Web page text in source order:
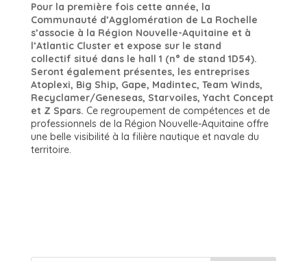
Pour la première fois cette année, la
Communauté d’Agglomération de La Rochelle
s’associe à la Région Nouvelle-Aquitaine et à
l’Atlantic Cluster et expose sur le stand
collectif situé dans le hall 1 (n° de stand 1D54).
Seront également présentes, les entreprises
Atoplexi, Big Ship, Gape, Madintec, Team Winds,
Recyclamer/Geneseas, Starvoiles, Yacht Concept
et Z Spars. Ce regroupement de compétences et de
professionnels de la Région Nouvelle-Aquitaine offre
une belle visibilité à la filière nautique et navale du
territoire.